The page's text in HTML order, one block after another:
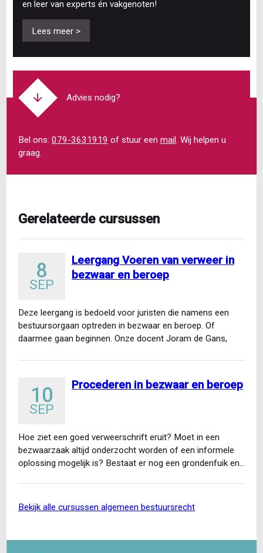
en leer van experts én vakgenoten!
Lees meer >
Advies nodig?
Bel ons: 079-3631919 of stuur een mail . Wij helpen u
graag.
Gerelateerde cursussen
8
SEP
Leergang Voeren van verweer in
bezwaar en beroep
Deze leergang is bedoeld voor juristen die namens een
bestuursorgaan optreden in bezwaar en beroep. Of
daarmee gaan beginnen. Onze docent Joram de Gans,
10
SEP
Procederen in bezwaar en beroep
Hoe ziet een goed verweerschrift eruit? Moet in een
bezwaarzaak altijd onderzocht worden of een informele
oplossing mogelijk is? Bestaat er nog een grondenfuik en…
bekijk alle cursussen algemeen bestuursrecht